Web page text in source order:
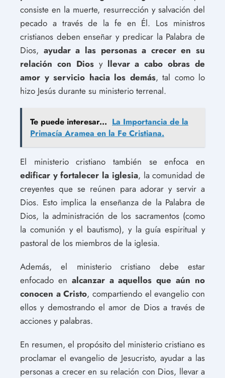
consiste en la muerte, resurrección y salvación del
pecado a través de la fe en Él. Los ministros
cristianos deben enseñar y predicar la Palabra de
Dios, ayudar a las personas a crecer en su
relación con Diosy llevar a cabo obras de
amor y servicio hacia los demás, tal como lo
hizo Jesús durante su ministerio terrenal.
Te puede interesar... La Importancia de la
Primacía Aramea en la Fe Cristiana.
El ministerio cristiano también se enfoca en
edificar y fortalecer la iglesia, la comunidad de
creyentes que se reúnen para adorar y servir a
Dios. Esto implica la enseñanza de la Palabra de
Dios, la administración de los sacramentos (como
la comunión y el bautismo), y la guía espiritual y
pastoral de los miembros de la iglesia.
Además, el ministerio cristiano debe estar
enfocado en alcanzar a aquellos que aún no
conocen a Cristo, compartiendo el evangelio con
ellos y demostrando el amor de Dios a través de
acciones y palabras.
En resumen, el propósito del ministerio cristiano es
proclamar el evangelio de Jesucristo, ayudar a las
personas a crecer en su relación con Dios, llevar a